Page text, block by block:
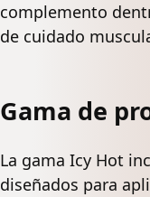
complemento
de cuidado
Gama de
La gama Icy Hot
diseñados para